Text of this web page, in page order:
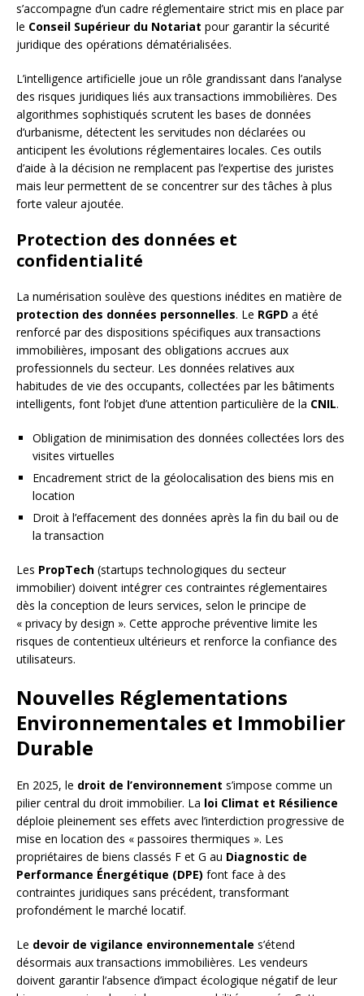
s’accompagne d’un cadre réglementaire strict mis en place par
le Conseil Supérieur du Notariat pour garantir la sécurité
juridique des opérations dématérialisées.
L’intelligence artificielle joue un rôle grandissant dans l’analyse
des risques juridiques liés aux transactions immobilières. Des
algorithmes sophistiqués scrutent les bases de données
d’urbanisme, détectent les servitudes non déclarées ou
anticipent les évolutions réglementaires locales. Ces outils
d’aide à la décision ne remplacent pas l’expertise des juristes
mais leur permettent de se concentrer sur des tâches à plus
forte valeur ajoutée.
Protection des données et
confidentialité
La numérisation soulève des questions inédites en matière de
protection des données personnelles. Le RGPD a été
renforcé par des dispositions spécifiques aux transactions
immobilières, imposant des obligations accrues aux
professionnels du secteur. Les données relatives aux
habitudes de vie des occupants, collectées par les bâtiments
intelligents, font l’objet d’une attention particulière de la CNIL.
Obligation de minimisation des données collectées lors des
visites virtuelles
Encadrement strict de la géolocalisation des biens mis en
location
Droit à l’effacement des données après la fin du bail ou de
la transaction
Les PropTech (startups technologiques du secteur
immobilier) doivent intégrer ces contraintes réglementaires
dès la conception de leurs services, selon le principe de
« privacy by design ». Cette approche préventive limite les
risques de contentieux ultérieurs et renforce la confiance des
utilisateurs.
Nouvelles Réglementations
Environnementales et Immobilier
Durable
En 2025, le droit de l’environnement s’impose comme un
pilier central du droit immobilier. La loi Climat et Résilience
déploie pleinement ses effets avec l’interdiction progressive de
mise en location des « passoires thermiques ». Les
propriétaires de biens classés F et G au Diagnostic de
Performance Énergétique (DPE) font face à des
contraintes juridiques sans précédent, transformant
profondément le marché locatif.
Le devoir de vigilance environnementale s’étend
désormais aux transactions immobilières. Les vendeurs
doivent garantir l’absence d’impact écologique négatif de leur